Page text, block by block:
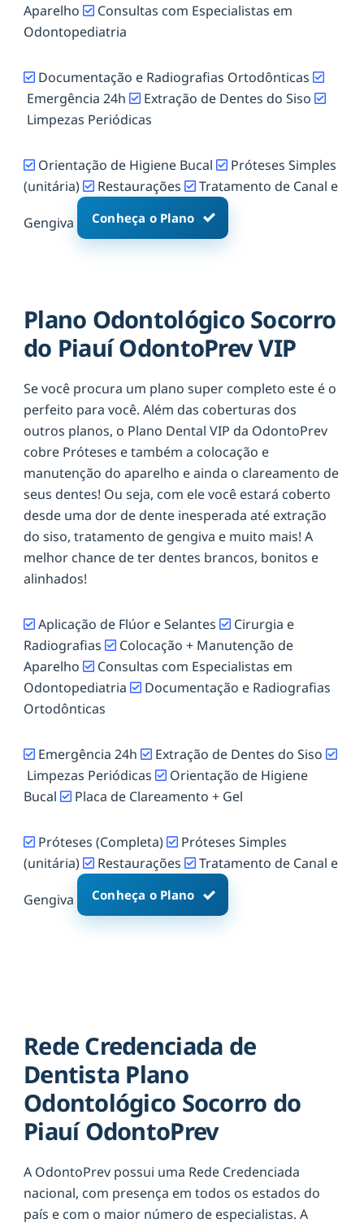
Aparelho
Consultas com Especialistas em
Odontopediatria
Documentação e Radiografias Ortodônticas
Emergência 24h
Extração de Dentes do Siso
Limpezas Periódicas
Orientação de Higiene Bucal
Próteses Simples
(unitária)
Restaurações Tratamento de Canal e
Gengiva Conheça o Plano
Plano Odontológico Socorro
do Piauí OdontoPrev VIP
Se você procura um plano super completo este é o
perfeito para você. Além das coberturas dos
outros planos, o Plano Dental VIP da OdontoPrev
cobre Próteses e também a colocação e
manutenção do aparelho e ainda o clareamento de
seus dentes! Ou seja, com ele você estará coberto
desde uma dor de dente inesperada até extração
do siso, tratamento de gengiva e muito mais! A
melhor chance de ter dentes brancos, bonitos e
alinhados!
Aplicação de Flúor e Selantes
Cirurgia e
Radiografias
Colocação + Manutenção de
Aparelho
Consultas com Especialistas em
Odontopediatria
Documentação e Radiografias
Ortodônticas
Emergência 24h
Extração de Dentes do Siso
Limpezas Periódicas
Orientação de Higiene
Bucal
Placa de Clareamento + Gel
Próteses (Completa)
Próteses Simples
(unitária)
Restaurações Tratamento de Canal e
Gengiva Conheça o Plano
Rede Credenciada de
Dentista Plano
Odontológico Socorro do
Piauí OdontoPrev
A OdontoPrev possui uma Rede Credenciada
nacional, com presença em todos os estados do
país e com o maior número de especialistas. A